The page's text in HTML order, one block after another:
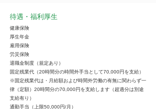
待遇・福利厚生
健康保険
厚生年金
雇用保険
労災保険
退職金制度（規定あり）
固定残業代（20時間分の時間外手当として70,000円を支給）
※固定残業代は・月給額および時間外労働の有無に関わらず一
律（定額）20時間分の70,000円を支給します（超過分は別途
支給有り）
通勤手当（上限50,000円/月）